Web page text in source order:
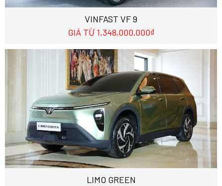
VINFAST VF 9
GIÁ TỪ 1,348,000,000₫
LIMO GREEN